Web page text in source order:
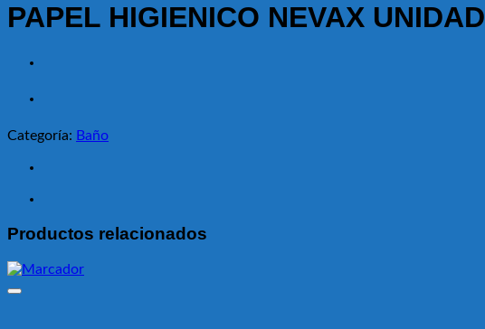
PAPEL HIGIENICO NEVAX UNIDAD
Categoría: Baño
Productos relacionados